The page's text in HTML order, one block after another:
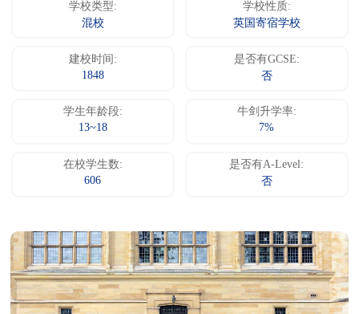
学校类型:
混校
学校性质:
英国寄宿学校
建校时间:
1848
是否有GCSE:
否
学生年龄段:
13~18
牛剑升学率:
7%
在校学生数:
606
是否有A-Level:
否